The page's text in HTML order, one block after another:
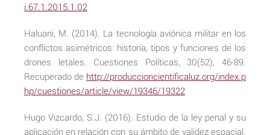
i.67.1.2015.1.02
Haluani, M. (2014). La tecnología aviónica militar en los
conflictos asimétricos: historia, tipos y funciones de los
drones letales. Cuestiones Políticas, 30(52), 46-89.
Recuperado de http://produccioncientificaluz.org/index.p
hp/cuestiones/article/view/19346/19322
Hugo Vizcardo, S.J. (2016). Estudio de la ley penal y su
aplicación en relación con su ámbito de validez espacial.